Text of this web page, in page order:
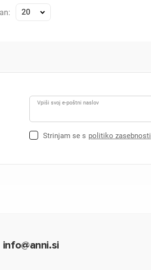
20
Vpiši svoj e-poštni naslov
Strinjam se s politiko zasebnosti
info@anni.si